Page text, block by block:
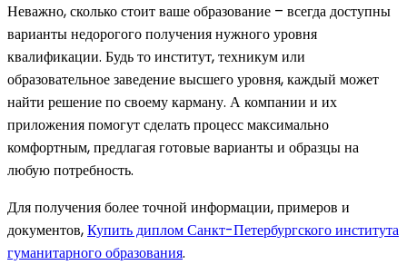
Неважно, сколько стоит ваше образование – всегда доступны
варианты недорогого получения нужного уровня
квалификации. Будь то институт, техникум или
образовательное заведение высшего уровня, каждый может
найти решение по своему карману. А компании и их
приложения помогут сделать процесс максимально
комфортным, предлагая готовые варианты и образцы на
любую потребность.
Для получения более точной информации, примеров и
документов,Купить диплом Санкт-Петербургского института
гуманитарного образования.